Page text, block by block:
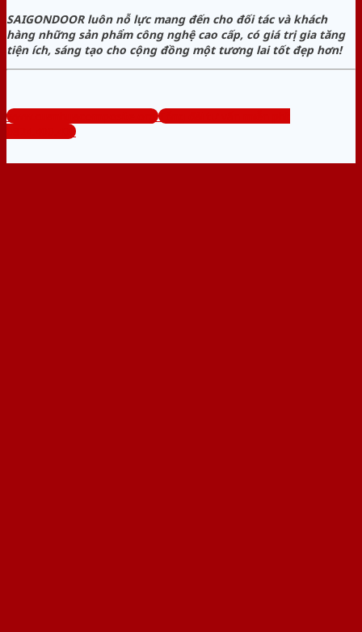
SAIGONDOOR luôn nỗ lực mang đến cho đối tác và khách
hàng những sản phẩm công nghệ cao cấp, có giá trị gia tăng
tiện ích, sáng tạo cho cộng đồng một tương lai tốt đẹp hơn!
www.cuanhuacomposite.org
Tổng đài tư vấn miễn phí:
0824.400.400